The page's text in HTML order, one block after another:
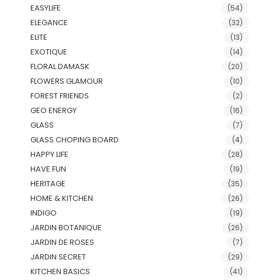
EASYLIFE (54)
ELEGANCE (32)
ELITE (13)
EXOTIQUE (14)
FLORAL DAMASK (20)
FLOWERS GLAMOUR (10)
FOREST FRIENDS (2)
GEO ENERGY (16)
GLASS (7)
GLASS CHOPING BOARD (4)
HAPPY LIFE (28)
HAVE FUN (19)
HERITAGE (35)
HOME & KITCHEN (26)
INDIGO (19)
JARDIN BOTANIQUE (26)
JARDIN DE ROSES (7)
JARDIN SECRET (29)
KITCHEN BASICS (41)